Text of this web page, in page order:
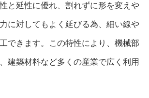
と延性に優れ、割れずに形を変えや
に対してもよく延びる為、細い線や
できます。この特性により、機械部
建築材料など多くの産業で広く利用